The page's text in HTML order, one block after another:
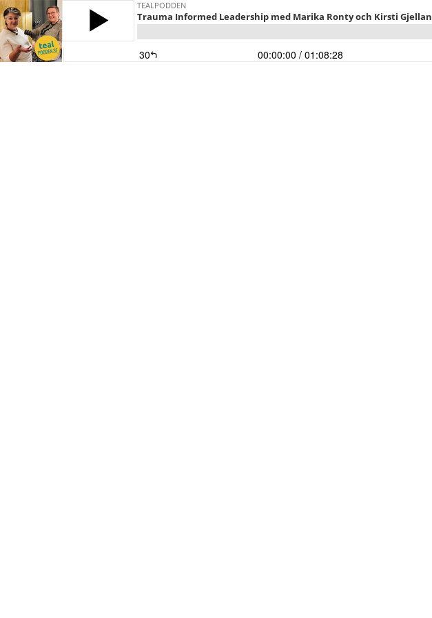
TEALPODDEN
Trauma Informed Leadership med Marika Ronty och Kirsti Gjellan
30 00:00:00 / 01:08:28